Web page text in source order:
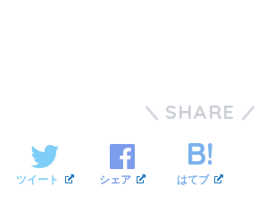
SHARE
ツイート シェア はてブ